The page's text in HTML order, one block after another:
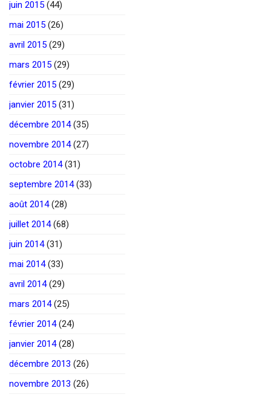
juin 2015 (44)
mai 2015 (26)
avril 2015 (29)
mars 2015 (29)
février 2015 (29)
janvier 2015 (31)
décembre 2014(35)
novembre 2014(27)
octobre 2014(31)
septembre 2014(33)
août 2014(28)
juillet 2014(68)
juin 2014(31)
mai 2014(33)
avril 2014(29)
mars 2014(25)
février 2014(24)
janvier 2014(28)
décembre 2013 (26)
novembre 2013 (26)